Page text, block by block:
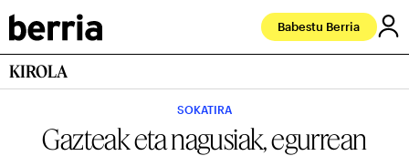
Babestu Berria
KIROLA
SOKATIRA
Gazteak eta nagusiak, egurrean